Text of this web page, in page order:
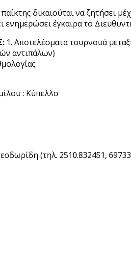
δικαιούται να ζητήσει
ενημερώσει έγκαιρα το
1. Αποτελέσματα τουρνουά
αντιπάλων)
: Κύπελλο
(τηλ. 2510.832451,